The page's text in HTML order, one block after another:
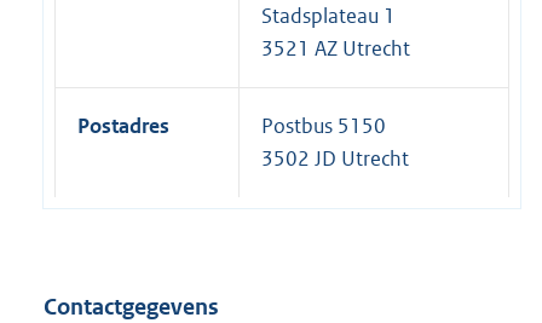
Stadsplateau 1
3521 AZ Utrecht
Postadres
Postbus 5150
3502 JD Utrecht
Contactgegevens